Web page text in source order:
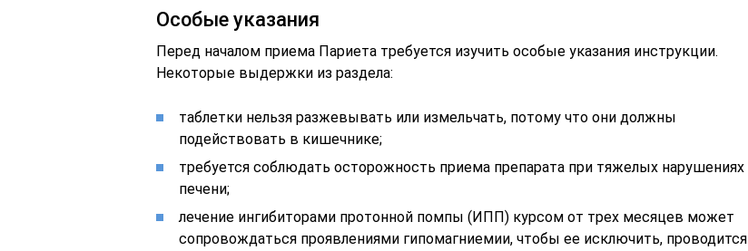
Особые указания
Перед началом приема Париета требуется изучить особые указания инструкции.
Некоторые выдержки из раздела:
таблетки нельзя разжевывать или измельчать, потому что они должны
подействовать в кишечнике;
требуется соблюдать осторожность приема препарата при тяжелых нарушениях
печени;
лечение ингибиторами протонной помпы (ИПП) курсом от трех месяцев может
сопровождаться проявлениями гипомагниемии, чтобы ее исключить, проводится